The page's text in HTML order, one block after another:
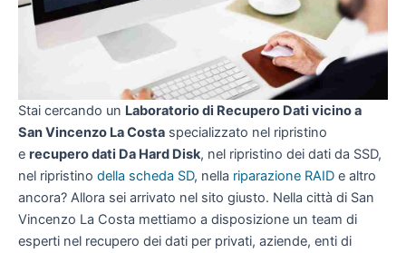
Stai cercando un Laboratorio di Recupero Dati vicino a
San Vincenzo La Costa specializzato nel ripristino
e recupero dati Da Hard Disk, nel ripristino dei dati da SSD,
nel ripristino della scheda SD, nella riparazione RAID e altro
ancora? Allora sei arrivato nel sito giusto. Nella città di San
Vincenzo La Costa mettiamo a disposizione un team di
esperti nel recupero dei dati per privati, aziende, enti di